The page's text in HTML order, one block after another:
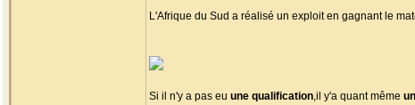
L'Afrique du Sud a réalisé un exploit en gagnant le
Si il n'y a pas eu une qualification,il y'a quant même